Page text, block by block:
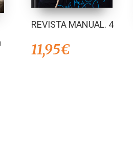
REVISTA MANUAL. 4
11,95€